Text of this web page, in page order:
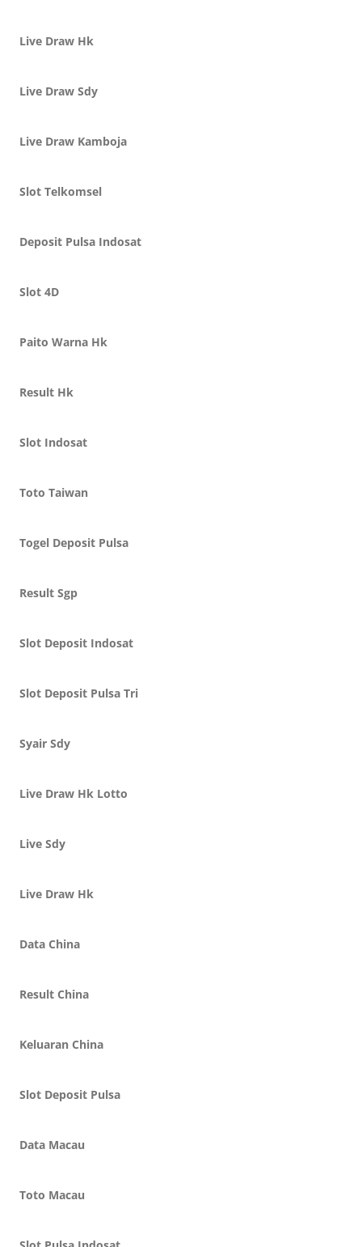
Live Draw Hk
Live Draw Sdy
Live Draw Kamboja
Slot Telkomsel
Deposit Pulsa Indosat
Slot 4D
Paito Warna Hk
Result Hk
Slot Indosat
Toto Taiwan
Togel Deposit Pulsa
Result Sgp
Slot Deposit Indosat
Slot Deposit Pulsa Tri
Syair Sdy
Live Draw Hk Lotto
Live Sdy
Live Draw Hk
Data China
Result China
Keluaran China
Slot Deposit Pulsa
Data Macau
Toto Macau